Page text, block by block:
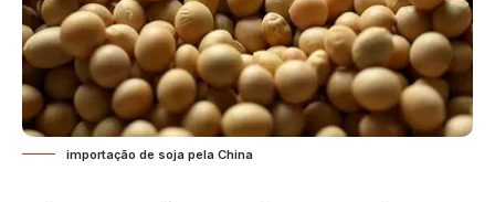
importação de soja pela China